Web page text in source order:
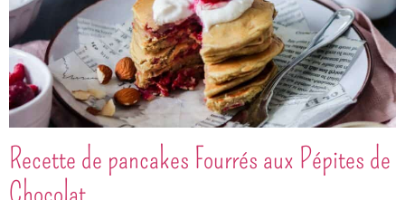
Recette de pancakes Fourrés aux Pépites de
Chocolat